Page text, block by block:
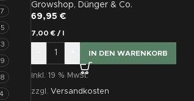
Growshop, Dünger & Co.
69,95 €
7,00€ /
IN DEN WARENKORB
inkl. 19 % MwSt.
zzgl. Versandkosten